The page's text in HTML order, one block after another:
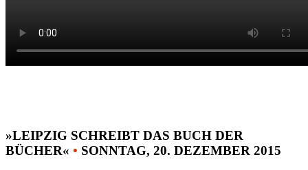
»LEIPZIG SCHREIBT DAS BUCH DER
BÜCHER« • SONNTAG, 20. DEZEMBER 2015